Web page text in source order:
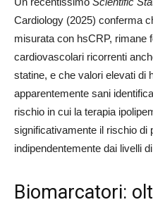
Cardiology (2025) conferma
misurata con hsCRP, rimane
cardiovascolari ricorrenti
statine, e che valori elevati di
apparentemente sani
rischio in cui la terapia
significativamente il rischio di
indipendentemente dai livelli
Biomarcatori: